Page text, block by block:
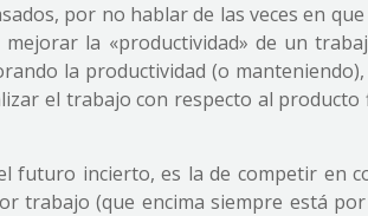
por no hablar de las veces en
la «productividad» de un
la productividad (o
el trabajo con respecto al producto
futuro incierto, es la de competir en
trabajo (que encima siempre está